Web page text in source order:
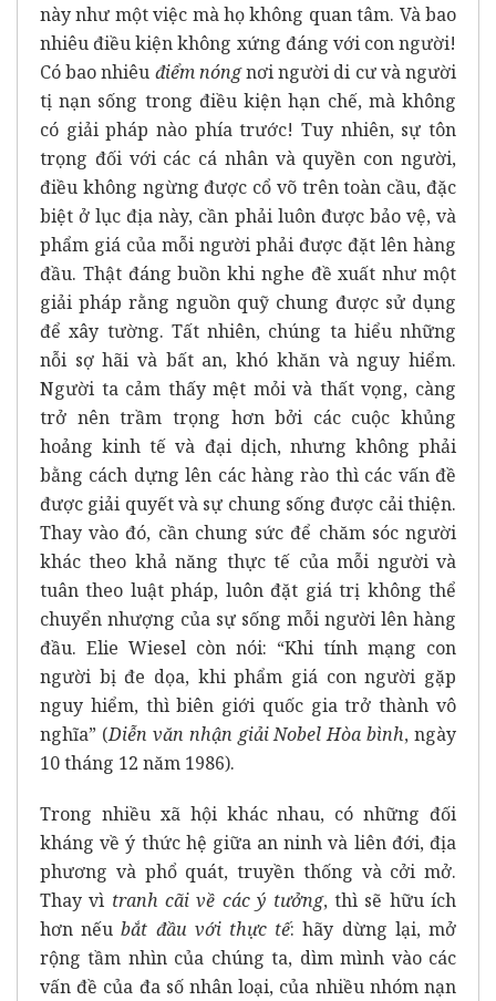
này như một việc mà họ không quan tâm. Và bao
nhiêu điều kiện không xứng đáng với con người!
Có bao nhiêu điểm nóngnơi người di cư và người
tị nạn sống trong điều kiện hạn chế, mà không
có giải pháp nào phía trước! Tuy nhiên, sự tôn
trọng đối với các cá nhân và quyền con người,
điều không ngừng được cổ võ trên toàn cầu, đặc
biệt ở lục địa này, cần phải luôn được bảo vệ, và
phẩm giá của mỗi người phải được đặt lên hàng
đầu. Thật đáng buồn khi nghe đề xuất như một
giải pháp rằng nguồn quỹ chung được sử dụng
để xây tường. Tất nhiên, chúng ta hiểu những
nỗi sợ hãi và bất an, khó khăn và nguy hiểm.
Người ta cảm thấy mệt mỏi và thất vọng, càng
trở nên trầm trọng hơn bởi các cuộc khủng
hoảng kinh tế và đại dịch, nhưng không phải
bằng cách dựng lên các hàng rào thì các vấn đề
được giải quyết và sự chung sống được cải thiện.
Thay vào đó, cần chung sức để chăm sóc người
khác theo khả năng thực tế của mỗi người và
tuân theo luật pháp, luôn đặt giá trị không thể
chuyển nhượng của sự sống mỗi người lên hàng
đầu. Elie Wiesel còn nói: “Khi tính mạng con
người bị đe dọa, khi phẩm giá con người gặp
nguy hiểm, thì biên giới quốc gia trở thành vô
nghĩa” (Diễn văn nhận giải Nobel Hòa bình, ngày
10 tháng 12 năm 1986).
Trong nhiều xã hội khác nhau, có những đối
kháng về ý thức hệ giữa an ninh và liên đới, địa
phương và phổ quát, truyền thống và cởi mở.
Thay vì tranh cãi về các ý tưởng, thì sẽ hữu ích
hơn nếubắt đầu với thực tế: hãy dừng lại, mở
rộng tầm nhìn của chúng ta, dìm mình vào các
vấn đề của đa số nhân loại, của nhiều nhóm nạn